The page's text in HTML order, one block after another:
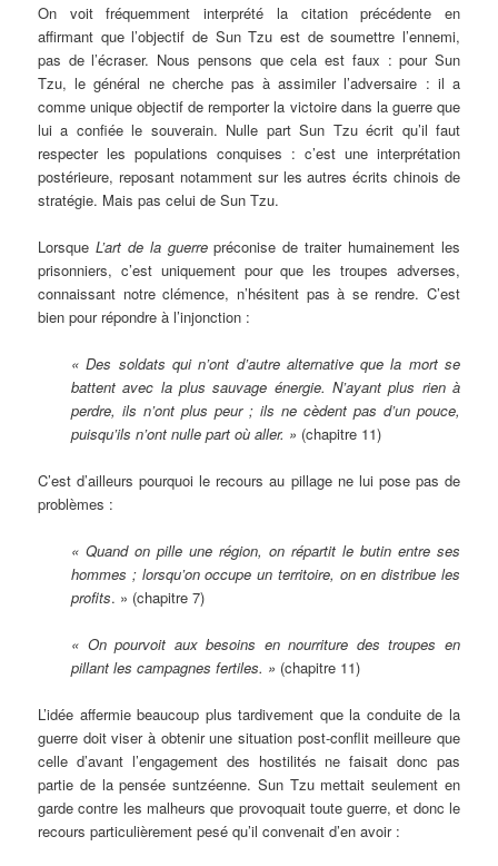
On voit fréquemment interprété la citation précédente en
affirmant que l’objectif de Sun Tzu est de soumettre l’ennemi,
pas de l’écraser. Nous pensons que cela est faux : pour Sun
Tzu, le général ne cherche pas à assimiler l’adversaire : il a
comme unique objectif de remporter la victoire dans la guerre que
lui a confiée le souverain. Nulle part Sun Tzu écrit qu’il faut
respecter les populations conquises : c’est une interprétation
postérieure, reposant notamment sur les autres écrits chinois de
stratégie. Mais pas celui de Sun Tzu.
Lorsque L’art de la guerrepréconise de traiter humainement les
prisonniers, c’est uniquement pour que les troupes adverses,
connaissant notre clémence, n’hésitent pas à se rendre. C’est
bien pour répondre à l’injonction :
« Des soldats qui n’ont d’autre alternative que la mort se
battent avec la plus sauvage énergie. N’ayant plus rien à
perdre, ils n’ont plus peur ; ils ne cèdent pas d’un pouce,
puisqu’ils n’ont nulle part où aller. » (chapitre 11)
C’est d’ailleurs pourquoi le recours au pillage ne lui pose pas de
problèmes :
« Quand on pille une région, on répartit le butin entre ses
hommes ; lorsqu’on occupe un territoire, on en distribue les
profits. » (chapitre 7)
« On pourvoit aux besoins en nourriture des troupes en
pillant les campagnes fertiles. » (chapitre 11)
L’idée affermie beaucoup plus tardivement que la conduite de la
guerre doit viser à obtenir une situation post-conflit meilleure que
celle d’avant l’engagement des hostilités ne faisait donc pas
partie de la pensée suntzéenne. Sun Tzu mettait seulement en
garde contre les malheurs que provoquait toute guerre, et donc le
recours particulièrement pesé qu’il convenait d’en avoir :